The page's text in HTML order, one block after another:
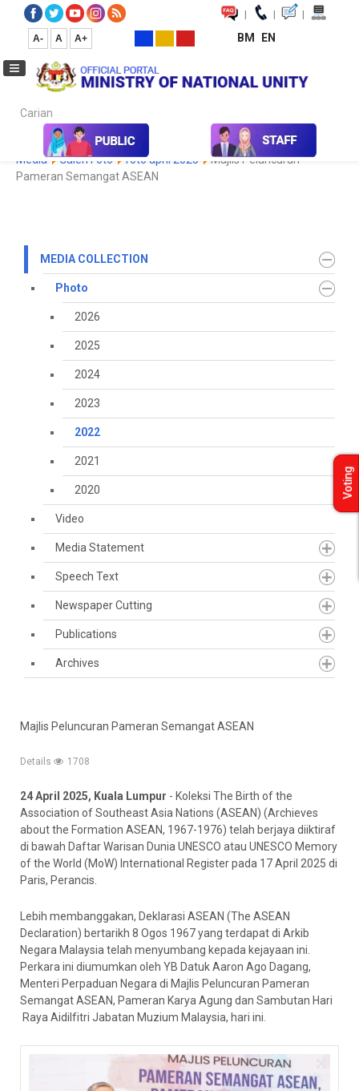
| | |
A- A A+ BM EN
Carian...
Media Media Collection Photo 2022
Koleksi
Media
Galeri Foto foto april 2025
Majlis Peluncuran
Pameran Semangat ASEAN
MEDIA COLLECTION
Photo
2026
2025
2024
2023
2022
2021
2020
Video
Media Statement
Speech Text
Newspaper Cutting
Publications
Archives
Majlis Peluncuran Pameran Semangat ASEAN
Details 1708
24 April 2025, Kuala Lumpur - Koleksi The Birth of the
Association of Southeast Asia Nations (ASEAN) (Archieves
about the Formation ASEAN, 1967-1976) telah berjaya diiktiraf
di bawah Daftar Warisan Dunia UNESCO atau UNESCO Memory
of the World (MoW) International Register pada 17 April 2025 di
Paris, Perancis.
Lebih membanggakan, Deklarasi ASEAN (The ASEAN
Declaration) bertarikh 8 Ogos 1967 yang terdapat di Arkib
Negara Malaysia telah menyumbang kepada kejayaan ini.
Perkara ini diumumkan oleh YB Datuk Aaron Ago Dagang,
Menteri Perpaduan Negara di Majlis Peluncuran Pameran
Semangat ASEAN, Pameran Karya Agung dan Sambutan Hari
Raya Aidilfitri Jabatan Muzium Malaysia, hari ini.
Voting